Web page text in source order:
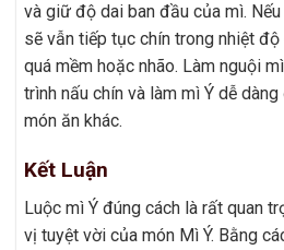
và giữ độ dai ban đầu của mì.
sẽ vẫn tiếp tục chín trong nhiệt
quá mềm hoặc nhão. Làm nguội
trình nấu chín và làm mì Ý dễ
món ăn khác.
Kết Luận
Luộc mì Ý đúng cách là rất quan
vị tuyệt vời của món Mì Ý. Bằng